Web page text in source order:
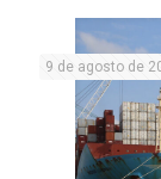
9 de agosto de